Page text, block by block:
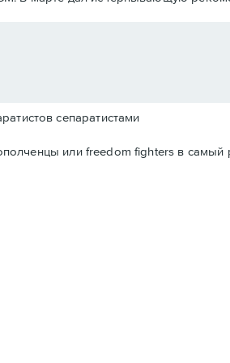
сепаратистами
или freedom fighters в самый